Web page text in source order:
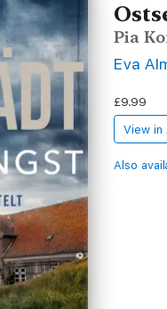
Pia
Eva
£9.99
View in
Also